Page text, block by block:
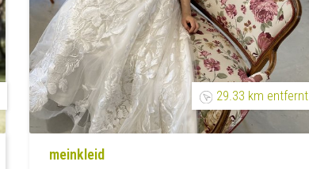
29.33 km entfernt
meinkleid